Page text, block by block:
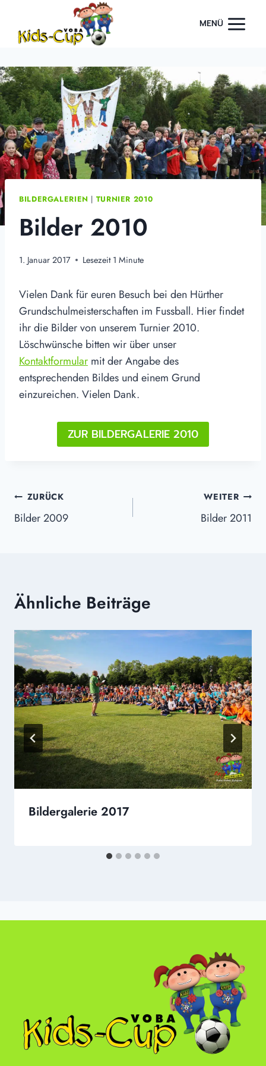
springen
MENÜ
BILDERGALERIEN | TURNIER 2010
Bilder 2010
1. Januar 2017 Lesezeit1 Minute
Vielen Dank für euren Besuch bei den Hürther
Grundschulmeisterschaften im Fussball. Hier findet
ihr die Bilder von unserem Turnier 2010.
Löschwünsche bitten wir über unser
Kontaktformular mit der Angabe des
entsprechenden Bildes und einem Grund
einzureichen. Vielen Dank.
ZUR BILDERGALERIE 2010
Beitragsnavigation
ZURÜCK
Bilder 2009
WEITER
Bilder 2011
Ähnliche Beiträge
Bildergalerie 2017